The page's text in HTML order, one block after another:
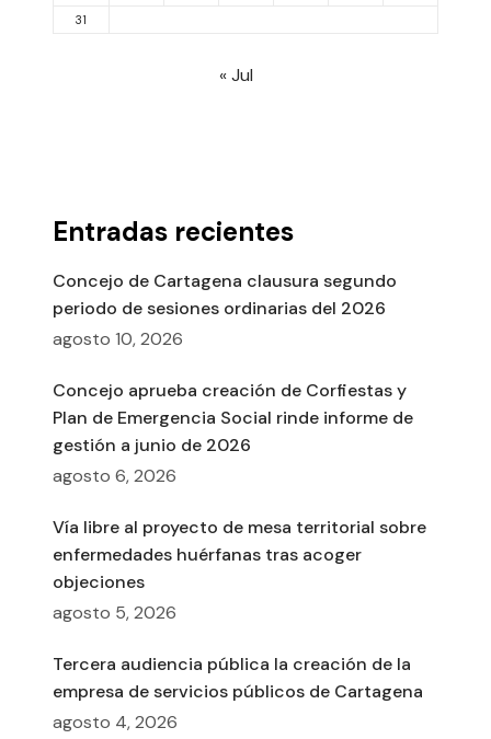
31
« Jul
Entradas recientes
Concejo de Cartagena clausura segundo
periodo de sesiones ordinarias del 2026
agosto 10, 2026
Concejo aprueba creación de Corfiestas y
Plan de Emergencia Social rinde informe de
gestión a junio de 2026
agosto 6, 2026
Vía libre al proyecto de mesa territorial sobre
enfermedades huérfanas tras acoger
objeciones
agosto 5, 2026
Tercera audiencia pública la creación de la
empresa de servicios públicos de Cartagena
agosto 4, 2026